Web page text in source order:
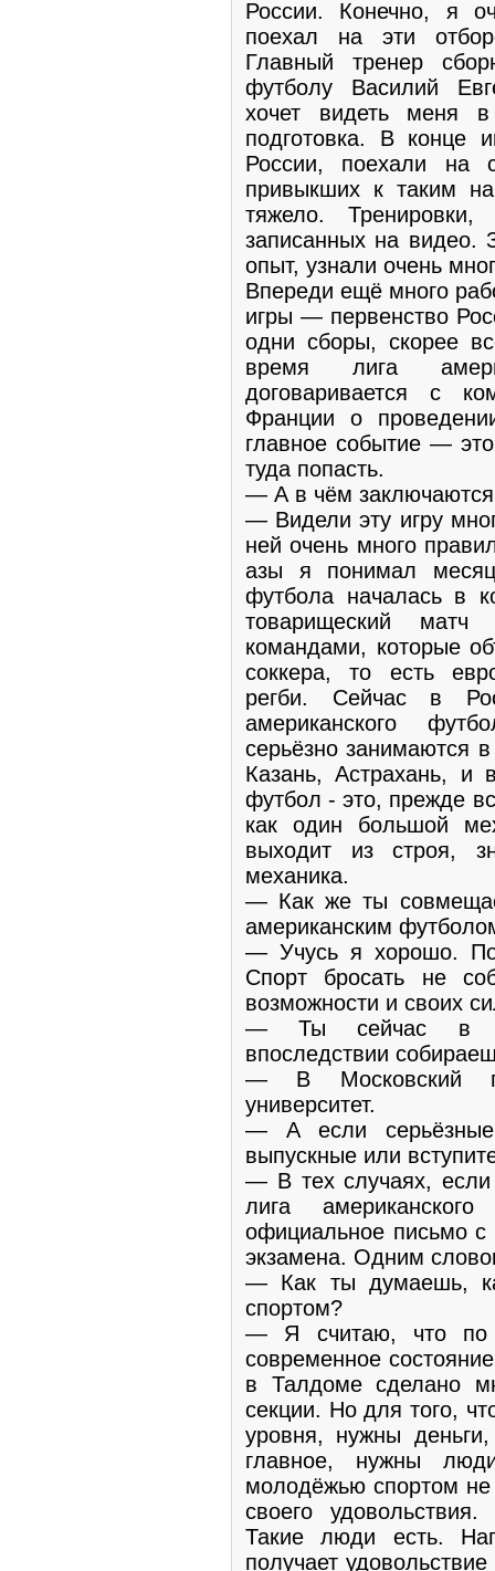
России. Конечно, я
поехал на эти
Главный тренер
футболу Василий
хочет видеть меня в
подготовка. В конце
России, поехали
привыкших к таким
тяжело.
записанных на видео.
опыт, узнали очень
Впереди ещё много
игры — первенство
одни сборы, скорее
время лига
договаривается с
Франции о
главное событие —
туда попасть.
— А в чём
— Видели эту игру
ней очень много
азы я понимал
футбола началась в
товарищеский матч
командами, которые
соккера, то есть
регби. Сейчас в
американского
серьёзно занимаются
Казань, Астрахань, и
футбол - это, прежде
как один большой
выходит из строя,
механика.
— Как же ты
американским
— Учусь я хорошо.
Спорт бросать не
возможности и своих
— Ты сейчас в
впоследствии
— В Московский
университет.
— А если серьёзные
выпускные или
— В тех случаях,
лига
официальное письмо с
экзамена. Одним
— Как ты думаешь,
спортом?
— Я считаю, что по
современное
в Талдоме сделано
секции. Но для того,
уровня, нужны
главное, нужны
молодёжью спортом не
своего
Такие люди есть.
получает